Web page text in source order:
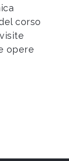
corso
opere